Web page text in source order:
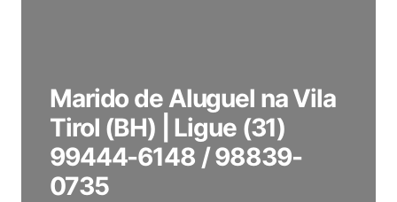
Marido de Aluguel na Vila
Tirol (BH) | Ligue (31)
99444-6148 / 98839-
0735